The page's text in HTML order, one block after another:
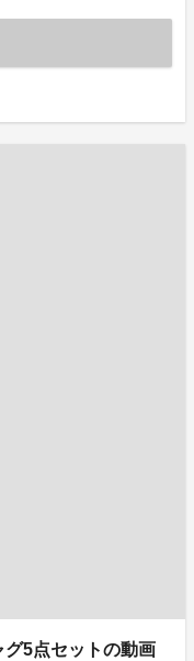
5点セットの動画